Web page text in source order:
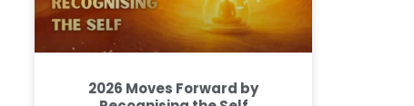
2026 Moves Forward by